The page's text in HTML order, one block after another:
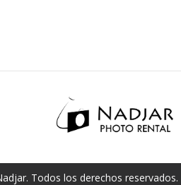
Todos los derechos reservados.